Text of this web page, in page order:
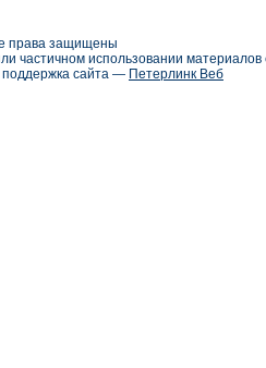
права защищены
частичном использовании
поддержка сайта — Петерлинк Веб